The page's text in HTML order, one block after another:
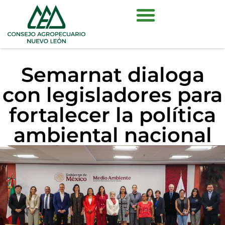
Semarnat dialoga
con legisladores para
fortalecer la política
ambiental nacional